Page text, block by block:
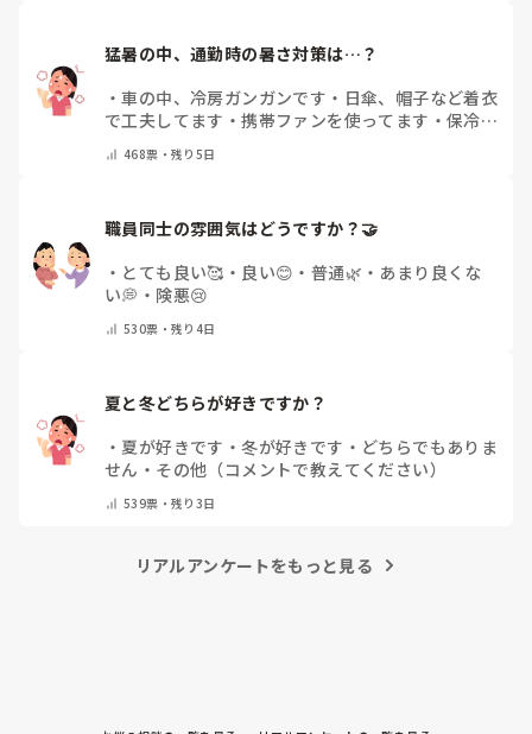
猛暑の中、通勤時の暑さ対策は…？
・車の中、冷房ガンガンです ・ 日傘、帽子など着衣
で工夫してます ・携帯ファンを使ってます ・ 保冷剤
ん ・その他（コメントで教えて下さい）
468票・残り5日
職員同士の雰囲気はどうですか？🤝
・ とても良い🥰 ・ 良い😊 ・ 普通🌿 ・ あまり良くな
い💭 ・ 険悪😢
530票・残り4日
夏と冬どちらが好きですか？
・ 夏が好きです ・冬が好きです ・ どちらでもありま
せん ・ その他（コメントで教えてください）
539票・残り3日
リアルアンケートをもっと見る